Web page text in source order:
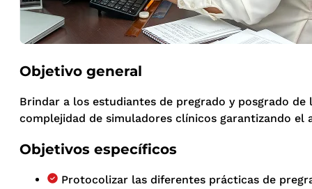
Objetivo general
Brindar a los estudiantes de pregrado y posgrado
complejidad de simuladores clínicos garantizando
Objetivos específicos
Protocolizar las diferentes prácticas de